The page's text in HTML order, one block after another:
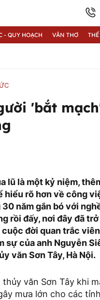
- QUY HOẠCH VĂN THƠ
'bắt
lũ là một kỷ niệm,
hiểu rõ hơn về công
30 năm gắn bó với
rồi đấy, nơi đây đã
đời quan trắc
sự của anh Nguyễn
văn Sơn Tây, Hà Nội.
văn Sơn Tây khi
mưa lớn cho các